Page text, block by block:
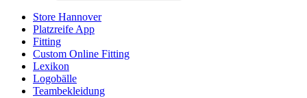
Store Hannover
Platzreife App
Fitting
Custom Online Fitting
Lexikon
Logobälle
Teambekleidung